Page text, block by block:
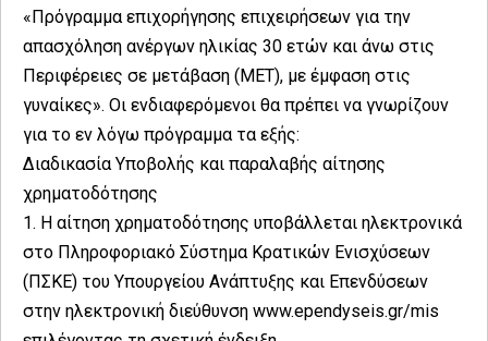
«Πρόγραμμα επιχορήγησης επιχειρήσεων για την
απασχόληση ανέργων ηλικίας 30 ετών και άνω στις
Περιφέρειες σε μετάβαση (MΕΤ), με έμφαση στις
γυναίκες». Οι ενδιαφερόμενοι θα πρέπει να γνωρίζουν
για το εν λόγω πρόγραμμα τα εξής:
Διαδικασία Υποβολής και παραλαβής αίτησης
χρηματοδότησης
1. Η αίτηση χρηματοδότησης υποβάλλεται ηλεκτρονικά
στο Πληροφοριακό Σύστημα Κρατικών Ενισχύσεων
(ΠΣΚΕ) του Υπουργείου Ανάπτυξης και Επενδύσεων
στην ηλεκτρονική διεύθυνση www.ependyseis.gr/mis